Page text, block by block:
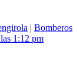
| Bomberos
1:12 pm